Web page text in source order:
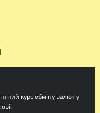
курс обміну валют у